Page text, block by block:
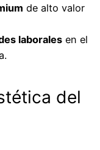
de alto valor
laboralesen el
del